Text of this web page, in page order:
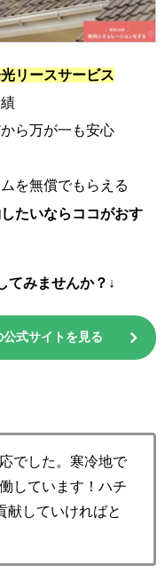
リースサービス
ら万が一も安心
を無償でもらえる
たいならココがおす
てみませんか？↓
式サイトを見る
でした。寒冷地で
しています！ハチ
献していければと